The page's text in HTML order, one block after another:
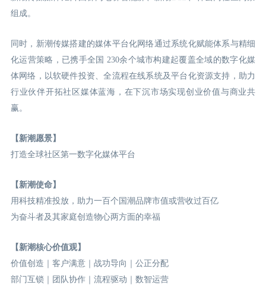
组成。
同时，新潮传媒搭建的媒体平台化网络通过系统化赋能体系与精细
化运营策略，已携手全国 230余个城市构建起覆盖全域的数字化媒
体网络，以软硬件投资、全流程在线系统及平台化资源支持，助力
行业伙伴开拓社区媒体蓝海，在下沉市场实现创业价值与商业共
赢。
【新潮愿景】
打造全球社区第一数字化媒体平台
【新潮使命】
用科技精准投放，助力一百个国潮品牌市值或营收过百亿
为奋斗者及其家庭创造物心两方面的幸福
【新潮核心价值观】
价值创造｜客户满意｜战功导向｜公正分配
部门互锁｜团队协作｜流程驱动｜数智运营